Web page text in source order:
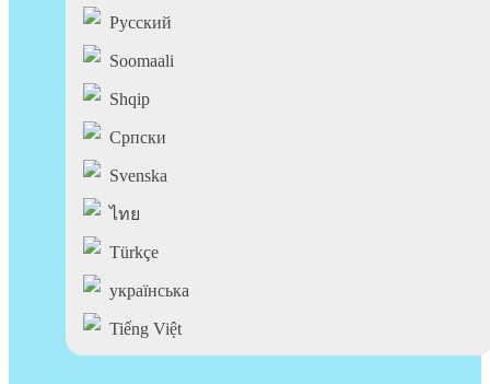
Pусский
Soomaali
Shqip
Српски
Svenska
ไทย
Türkçe
українська
Tiếng Việt